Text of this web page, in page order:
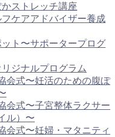
ストレッチ講座
ケアアドバイザー養成
ト〜サポータープログ
ジナルプログラム
会式〜妊活のための腹ぽ
会式〜子宮整体ラクサー
ル）〜
会式〜妊婦・マタニティ